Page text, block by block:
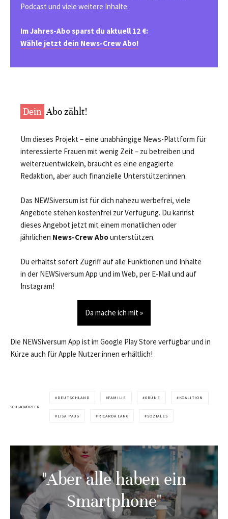
Podcast und viele weitere Inhalte.
Im Jahres-Abo sparst du aktuell 12 €:
Wähle jetzt dein News-Crew Abo!
Dein Abo zählt!
Um dieses Projekt – eine unabhängige News-Plattform für
interessierte Frauen mit wenig Zeit – zu betreiben und
weiterzuentwickeln, braucht es eine engagierte
Redaktion, aber auch finanzielle Unterstützer:innen.
Das NEWSiversum ist für dich nahezu werbefrei, viele
Angebote stehen kostenfrei zur Verfügung. Du kannst
dieses Angebot jetzt mit einem monatlichen oder
jährlichen News-Crew Abounterstützen.
Du erhältst sofort Zugriff auf alle Funktionen und Inhalte
in der NEWSiversum App und im Web, per E-Mail und auf
Instagram!
Da mache ich mit »
Die NEWSiversum App ist im Google Play Store verfügbar und in
Kürze auch für Apple Nutzer:innen erhältlich!
SCHLAGWÖRTER
DEUTSCHLAND FAMILIE GRÜNE KOALITION
LISA PAUS RICARDA LANG SOZIALES
"Aber alle haben ein
Smartphone"